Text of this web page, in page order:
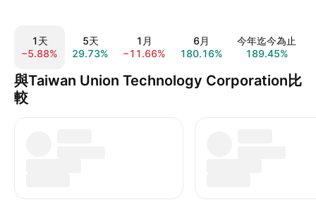
1天
−5.88%
5天
29.73%
1月
−11.66%
6月
180.16%
今年迄今為止
189.45%
與Taiwan Union Technology Corporation比
較